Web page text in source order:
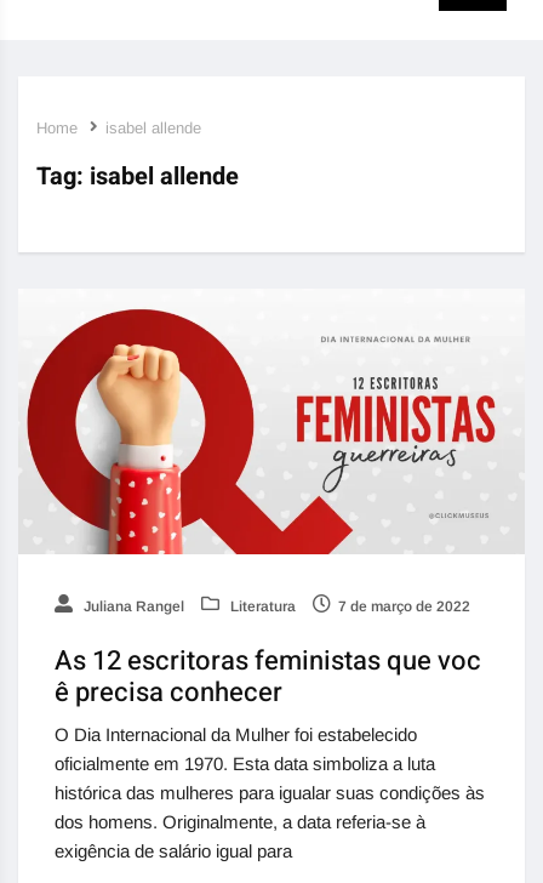
Home isabel allende
Tag: isabel allende
Juliana Rangel Literatura 7 de março de 2022
As 12 escritoras feministas que voc
ê precisa conhecer
O Dia Internacional da Mulher foi estabelecido
oficialmente em 1970. Esta data simboliza a luta
histórica das mulheres para igualar suas condições às
dos homens. Originalmente, a data referia-se à
exigência de salário igual para